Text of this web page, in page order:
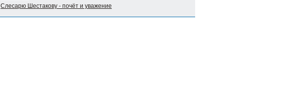
Слесарю Шестакову - почёт и уважение